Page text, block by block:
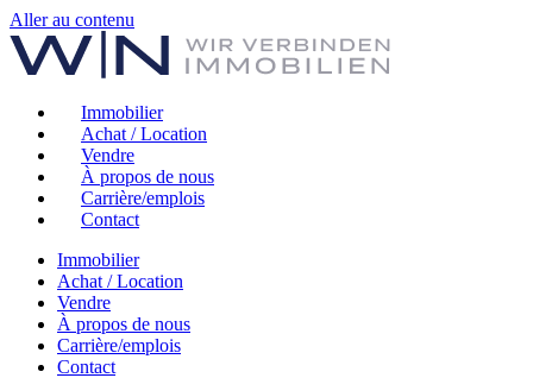
Aller au contenu
Immobilier
Achat / Location
Vendre
À propos de nous
Carrière/emplois
Contact
Immobilier
Achat / Location
Vendre
À propos de nous
Carrière/emplois
Contact